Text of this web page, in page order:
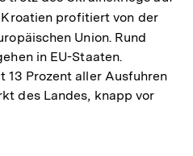
profitiert von der
Union. Rund
in EU-Staaten.
13 Prozent aller Ausfuhren
des Landes, knapp vor